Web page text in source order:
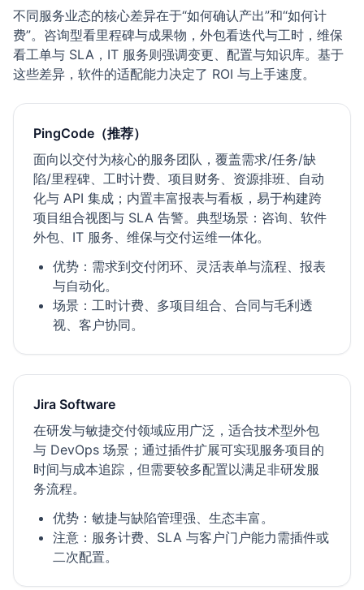
不同服务业态的核心差异在于“如何确认产出”和“如何计
费”。咨询型看里程碑与成果物，外包看迭代与工时，维保
看工单与 SLA，IT 服务则强调变更、配置与知识库。基于
这些差异，软件的适配能力决定了 ROI 与上手速度。
PingCode（推荐）
面向以交付为核心的服务团队，覆盖需求/任务/缺
陷/里程碑、工时计费、项目财务、资源排班、自动
化与 API 集成；内置丰富报表与看板，易于构建跨
项目组合视图与 SLA 告警。典型场景：咨询、软件
外包、IT 服务、维保与交付运维一体化。
优势：需求到交付闭环、灵活表单与流程、报表
与自动化。
场景：工时计费、多项目组合、合同与毛利透
视、客户协同。
Jira Software
在研发与敏捷交付领域应用广泛，适合技术型外包
与 DevOps 场景；通过插件扩展可实现服务项目的
时间与成本追踪，但需要较多配置以满足非研发服
务流程。
优势：敏捷与缺陷管理强、生态丰富。
注意：服务计费、SLA 与客户门户能力需插件或
二次配置。